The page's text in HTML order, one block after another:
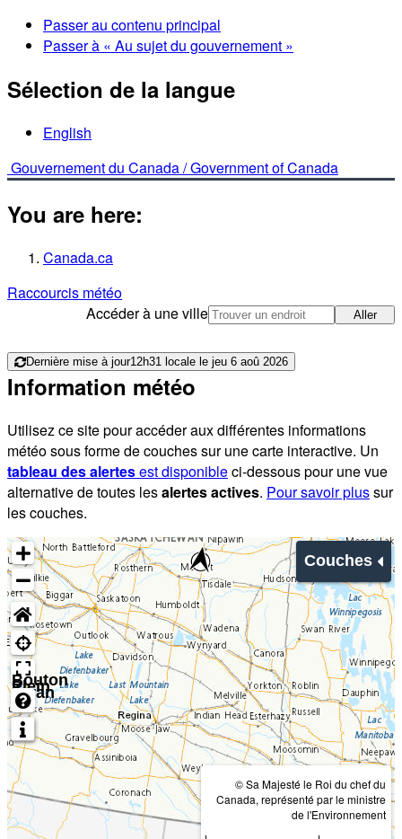
Passer au contenu principal
Passer à « Au sujet du gouvernement »
Sélection de la langue
English
Gouvernement du Canada /Government of Canada
You are here:
Canada.ca
Raccourcis météo
Accéder à une ville
Aller
Dernière mise à jour12h31 locale le jeu 6 aoû 2026
Information météo
Utilisez ce site pour accéder aux différentes informations
météo sous forme de couches sur une carte interactive. Un
tableau des alertesest disponibleci-dessous pour une vue
alternative de toutes lesalertes actives. Pour savoir plussur
les couches.
Couches
Bouton
Plein
écran
© Sa Majesté le Roi du chef du
Canada, représenté par le ministre
de l'Environnement